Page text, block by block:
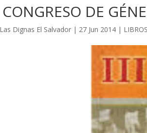
DE
Las Dignas El Salvador | 27 Jun 2014 |